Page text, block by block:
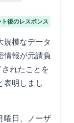
後のレスポンス
規模なデータ
情報が元請負
れたことを
表明しまし
曜日、ノーザ